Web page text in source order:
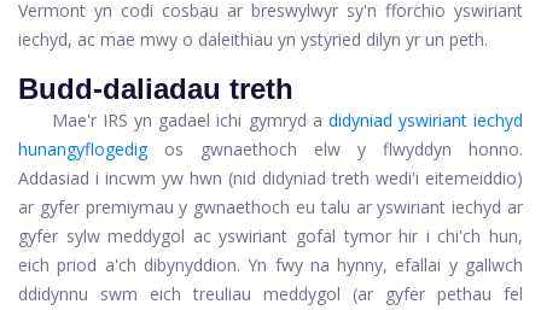
Vermont yn codi cosbau ar breswylwyr sy'n fforchio yswiriant
iechyd, ac mae mwy o daleithiau yn ystyried dilyn yr un peth.
Budd-daliadau treth
Mae'r IRS yn gadael ichi gymryd a didyniad yswiriant iechyd
hunangyflogedig
os gwnaethoch elw y flwyddyn honno.
Addasiad i incwm yw hwn (nid didyniad treth wedi'i eitemeiddio)
ar gyfer premiymau y gwnaethoch eu talu ar yswiriant iechyd ar
gyfer sylw meddygol ac yswiriant gofal tymor hir i chi'ch hun,
eich priod a'ch dibynyddion. Yn fwy na hynny, efallai y gallwch
ddidynnu swm eich treuliau meddygol (ar gyfer pethau fel